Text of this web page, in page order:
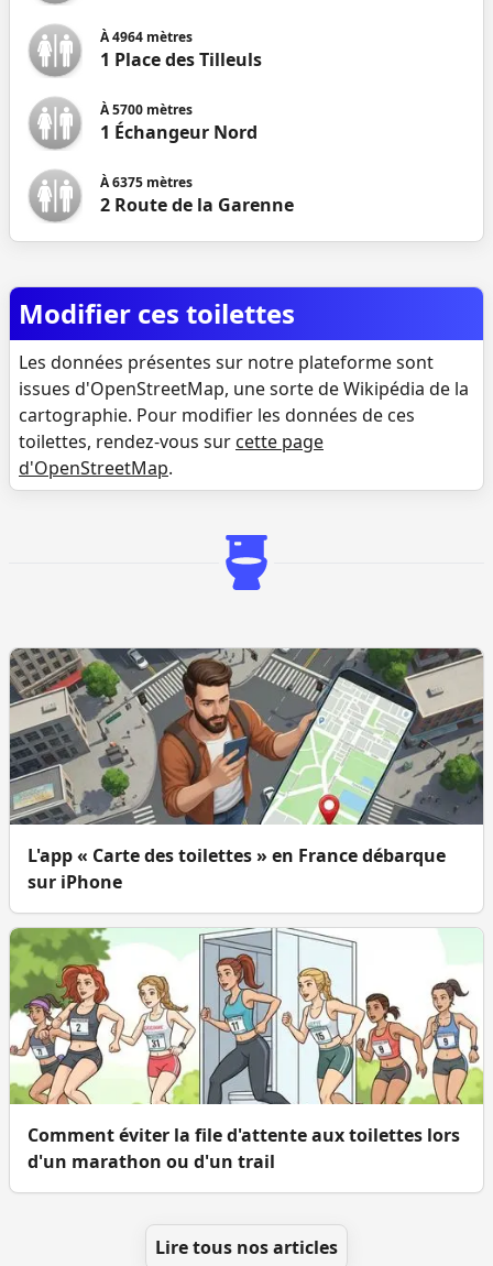
À4964 mètres
1 Place des Tilleuls
À5700 mètres
1 Échangeur Nord
À6375 mètres
2 Route de la Garenne
Modifier ces toilettes
Les données présentes sur notre plateforme sont
issues d'OpenStreetMap, une sorte de Wikipédia de la
cartographie. Pour modifier les données de ces
toilettes, rendez-vous sur cette page
d'OpenStreetMap.
L'app « Carte des toilettes » en France débarque
sur iPhone
Comment éviter la file d'attente aux toilettes lors
d'un marathon ou d'un trail
Lire tous nos articles